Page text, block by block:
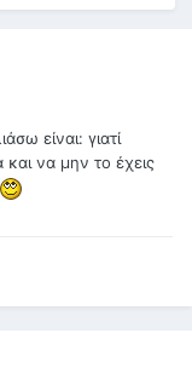
είναι: γιατί
να μην το έχεις